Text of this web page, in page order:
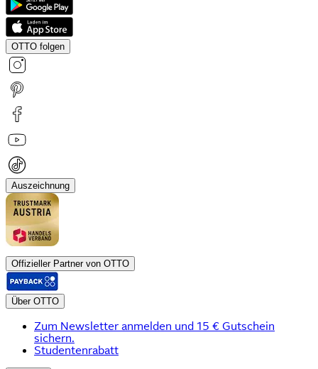
OTTO folgen
Auszeichnung
Offizieller Partner von OTTO
Über OTTO
Zum Newsletter anmelden und 15 € Gutschein
sichern.
Studentenrabatt